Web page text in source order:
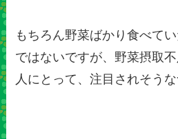
もちろん野菜ばかり食べて
ではないですが、野菜摂取
人にとって、注目されそうな